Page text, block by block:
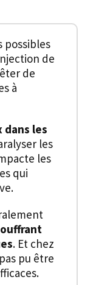
possibles
de
de
à
dans les
les
les
qui
. Et chez
pu être